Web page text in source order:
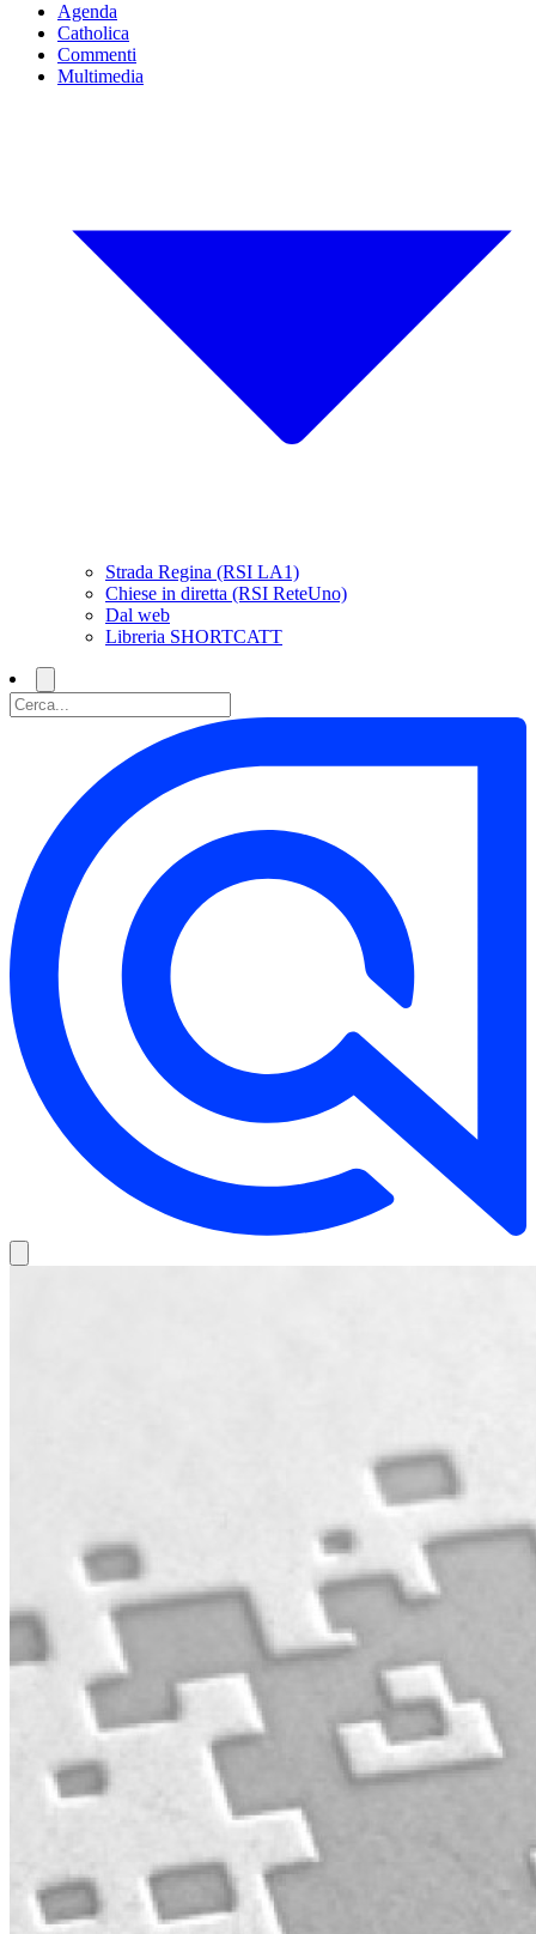
Agenda
Catholica
Commenti
Multimedia
Strada Regina (RSI LA1)
Chiese in diretta (RSI ReteUno)
Dal web
Libreria SHORTCATT